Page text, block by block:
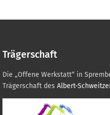
Trägerschaft
Die „Offene Werkstatt“ in
Trägerschaft des Albert-